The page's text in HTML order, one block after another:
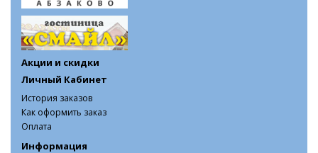
Акции и скидки
Личный Кабинет
История заказов
Как оформить заказ
Оплата
Информация